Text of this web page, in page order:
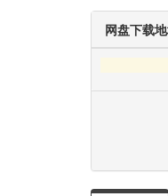
网盘下载